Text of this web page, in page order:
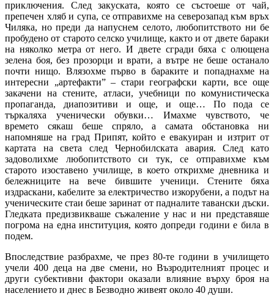
приключения. След закуската, която се състоеше от чай,
препечен хляб и супа, се отправихме на северозапад към връх
Чиляка, но преди да напуснем селото, любопитството ни бе
пробудено от старото селско училище, както и от двете бараки
на няколко метра от него. И двете сгради бяха с олющена
зелена боя, без прозорци и врати, а вътре не беше останало
почти нищо. Влязохме първо в бараките и попаднахме на
интересни „артефакти” – стари географски карти, все още
закачени на стените, атласи, учебници по комунистическа
пропаганда, диапозитиви и още, и още… По пода се
търкаляха ученически обувки… Имахме чувството, че
времето сякаш беше спряло, а самата обстановка ни
напомняше на град Припят, който е евакуиран и изтрит от
картата на света след Чернобилската авария. След като
задоволихме любопитството си тук, се отправихме към
старото изоставено училище, в което открихме дневника и
бележниците на вече бившите ученици. Стените бяха
издраскани, кабелите за електричество изкорубени, а подът на
ученическите стаи беше заринат от падналите тавански дъски.
Гледката предизвикваше съжаление у нас и ни представяше
погрома на една институция, която допреди години е била в
подем.
Впоследствие разбрахме, че през 80-те години в училището
учели 400 деца на две смени, но Възродителният процес и
други субективни фактори оказали влияние върху броя на
населението и днес в Безводно живеят около 40 души.